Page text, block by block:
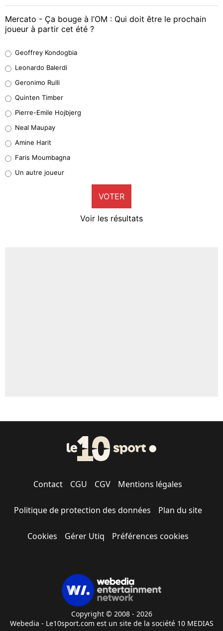
Mercato - Ça bouge à l’OM : Qui doit être le prochain
joueur à partir cet été ?
38%
32%
5%
1%
9%
Geoffrey Kondogbia
Leonardo Balerdi
Geronimo Rulli
Quinten Timber
Pierre-Emile Hojbjerg
Neal Maupay
Amine Harit
Faris Moumbagna
Un autre joueur
VOTER
Voir les résultats
Contact CGU CGV Mentions légales
Politique de protection des données Plan du site
Cookies Gérer Utiq Préférences cookies
Copyright © 2008 - 2026
Webedia - Le10sport.com est un site de la société 10 MEDIAS